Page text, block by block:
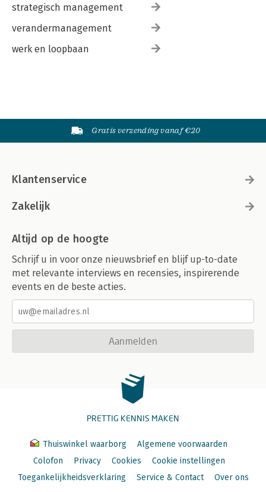
strategisch management
verandermanagement
werk en loopbaan
Gratis verzending vanaf €20
Klantenservice
Zakelijk
Altijd op de hoogte
Schrijf u in voor onze nieuwsbrief en blijf up-to-date
met relevante interviews en recensies, inspirerende
events en de beste acties.
Aanmelden
PRETTIG KENNIS MAKEN
Thuiswinkel waarborg
Algemene voorwaarden
Colofon
Privacy Cookies
Cookie instellingen
Toegankelijkheidsverklaring
Service & Contact Over ons